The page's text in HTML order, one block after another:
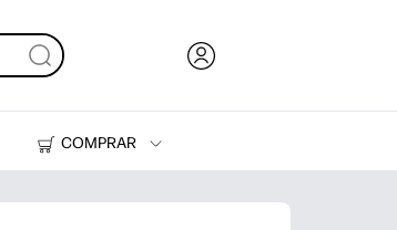
COMPRAR
Impresoras